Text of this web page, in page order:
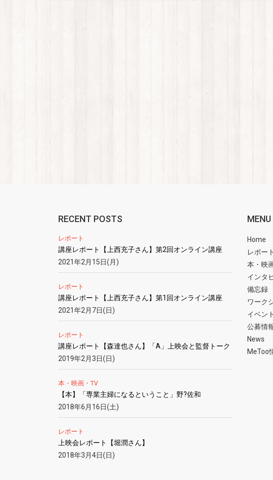
RECENT POSTS
レポート
講座レポート【上西充子さん】第2回オンライン講座
2021年2月15日(月)
レポート
講座レポート【上西充子さん】第1回オンライン講座
2021年2月7日(日)
レポート
講座レポート【森達也さん】「A」上映会と監督トーク
2019年2月3日(日)
本・映画・TV
【本】「専業主婦になるということ」野?佐和
2018年6月16日(土)
レポート
上映会レポート【堀潤さん】
2018年3月4日(日)
MENU
Home
レポート
本・映
インタ
備忘録
ワーク
イベン
公募情
News
MeToo